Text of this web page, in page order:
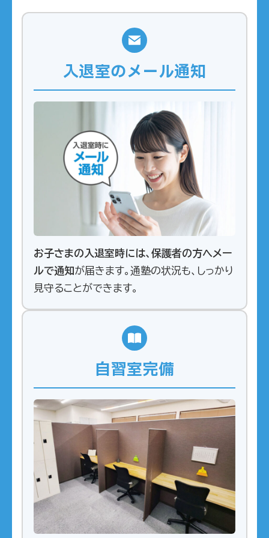
入退室のメール通知
お子さまの入退室時には、保護者の方へメー
ルで通知が届きます。通塾の状況も、しっかり
見守ることができます。
自習室完備